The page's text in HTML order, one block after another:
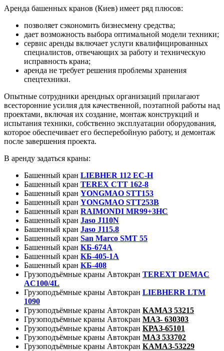
Аренда башенных кранов (Киев) имеет ряд плюсов:
позволяет сэкономить бизнесмену средства;
дает возможность выбора оптимальной модели техники;
сервис аренды включает услуги квалифицированных
специалистов, отвечающих за работу и техническую
исправность крана;
аренда не требует решения проблемы хранения
спецтехники.
Опытные сотрудники арендных организаций прилагают
всесторонние усилия для качественной, поэтапной работы над
проектами, включая их создание, монтаж конструкций и
испытания техники, собственно эксплуатации оборудования,
которое обеспечивает его бесперебойную работу, и демонтаж
после завершения проекта.
В аренду задаться краны:
Башенный кран LIEBHER 112 EC-H
Башенный кран TEREX CTT 162-8
Башенный кран YONGMAO STT153
Башенный кран YONGMAO STT253B
Башенный кран RAIMONDI MR99+3HC
Башенный кран Jaso J110N
Башенный кран Jaso J115.8
Башенный кран San Marco SMT 55
Башенный кран КБ-674А
Башенный кран КБ-405-1А
Башенный кран КБ-408
Грузоподъёмные краны Автокран TEREXT DEMAC
AC100/4L
Грузоподъёмные краны Автокран LІEBHERR LTM
1090
Грузоподъёмные краны Автокран КАМАЗ 53215
Грузоподъёмные краны Автокран МАЗ- 630303
Грузоподъёмные краны Автокран КРАЗ-65101
Грузоподъёмные краны Автокран МАЗ 533702
Грузоподъёмные краны Автокран КАМАЗ-53229